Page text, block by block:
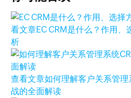
看文章EC CRM是什么？作用
析
查看文章如何理解客户关系管
战的全面解读